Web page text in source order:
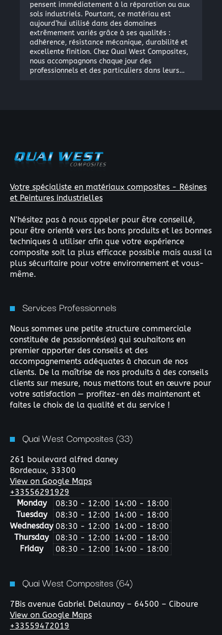
pensent immédiatement à la réparation ou aux
sols industriels. Pourtant, ce matériau est
aujourd’hui utilisé dans des domaines
extrêmement variés grâce à ses qualités :
adhérence, résistance mécanique, durabilité et
excellente finition. Chez Quai West Composites,
nous accompagnons chaque jour des
professionnels et des particuliers dans leurs…
Votre spécialiste en matériaux composites - Résines
et Peintures industrielles
N’hésitez pas à nous appeler pour être conseillé,
pour être orienté vers les bons produits et les bonnes
techniques à utiliser afin que votre expérience
composite soit la plus efficace possible mais aussi la
plus sécuritaire pour votre environnement et vous-
même.
Services Professionnels
Nous sommes une petite structure commerciale
constituée de passionnés(es) qui souhaitons en
premier apporter des conseils et des
accompagnements adéquates à chacun de nos
clients. De la maîtrise de nos produits à des conseils
clients sur mesure, nous mettons tout en œuvre pour
votre satisfaction — profitez-en dès maintenant et
faites le choix de la qualité et du service !
Quai West Composites (33)
261 boulevard alfred daney
Bordeaux, 33300
View on Google Maps
+33556291929
Monday
08:30 - 12:00 14:00 - 18:00
Tuesday
08:30 - 12:00 14:00 - 18:00
Wednesday 08:30 - 12:00 14:00 - 18:00
Thursday
08:30 - 12:00 14:00 - 18:00
Friday
08:30 - 12:00 14:00 - 18:00
Quai West Composites (64)
7Bis avenue Gabriel Delaunay – 64500 – Ciboure
View on Google Maps
+33559472019
×